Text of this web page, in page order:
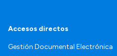
Accesos directos
Gestión Documental Electrónica